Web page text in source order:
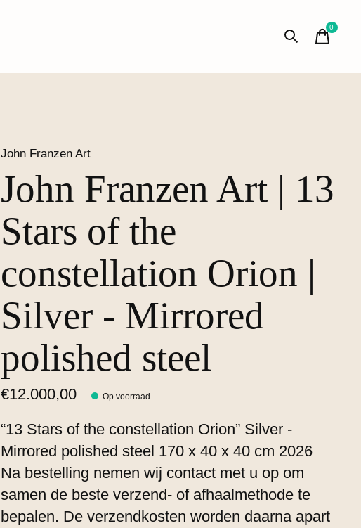
0items
John Franzen Art
John Franzen Art | 13
Stars of the
constellation Orion |
Silver - Mirrored
polished steel
€12.000,00 Op voorraad
“13 Stars of the constellation Orion” Silver -
Mirrored polished steel 170 x 40 x 40 cm 2026
Na bestelling nemen wij contact met u op om
samen de beste verzend- of afhaalmethode te
bepalen. De verzendkosten worden daarna apart